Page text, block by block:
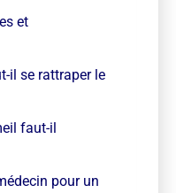
et
il se rattraper le
faut-il
pour un